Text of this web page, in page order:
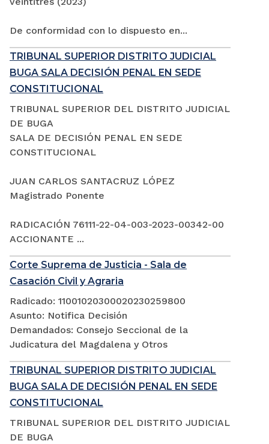
De conformidad con lo dispuesto en...
TRIBUNAL SUPERIOR DISTRITO JUDICIAL
BUGA SALA DECISIÓN PENAL EN SEDE
CONSTITUCIONAL
TRIBUNAL SUPERIOR DEL DISTRITO JUDICIAL
DE BUGA
SALA DE DECISIÓN PENAL EN SEDE
CONSTITUCIONAL
JUAN CARLOS SANTACRUZ LÓPEZ
Magistrado Ponente
RADICACIÓN 76111-22-04-003-2023-00342-00
ACCIONANTE ...
Corte Suprema de Justicia - Sala de
Casación Civil y Agraria
Radicado: 11001020300020230259800
Asunto: Notifica Decisión
Demandados: Consejo Seccional de la
Judicatura del Magdalena y Otros
TRIBUNAL SUPERIOR DISTRITO JUDICIAL
BUGA SALA DE DECISIÓN PENAL EN SEDE
CONSTITUCIONAL
TRIBUNAL SUPERIOR DEL DISTRITO JUDICIAL
DE BUGA